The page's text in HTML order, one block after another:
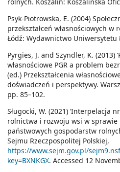
rolnych. Koszalin: Koszalińska
Psyk-Piotrowska, E. (2004)
przekształceń własnościowych
Łódź: Wydawnictwo Uniwersytetu
Pyrgies, J. and Szyndler, K. (2013)
własnościowe PGR a problem
(ed.) Przekształcenia
doświadczeń i perspektywy.
pp. 85–102.
Sługocki, W. (2021) ‘Interpelacja
rolnictwa i rozwoju wsi w sprawie
państwowych gospodarstw
Sejmu Rzeczpospolitej Polskiej,
https://www.sejm.gov.pl/
key=BXNKGX. Accessed 12